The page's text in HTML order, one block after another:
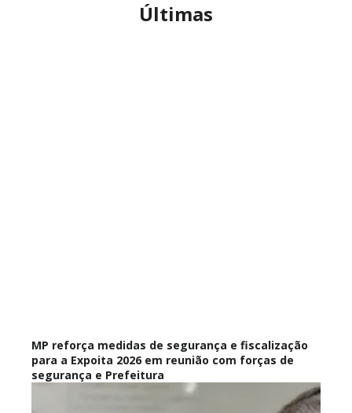
Últimas
MP reforça medidas de segurança e fiscalização
para a Expoita 2026 em reunião com forças de
segurança e Prefeitura